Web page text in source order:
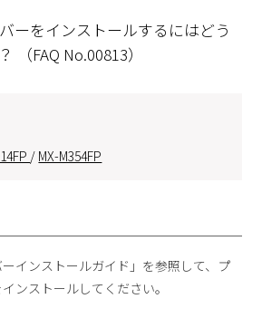
ーをインストールするにはどう
（FAQ No.00813）
/ MX-M354FP
ーインストールガイド」を参照して、プ
ンストールしてください。